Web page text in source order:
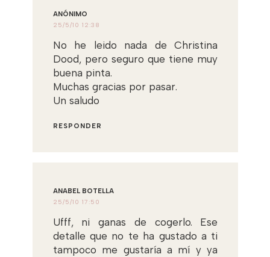
ANÓNIMO
25/5/10 12:38
No he leido nada de Christina
Dood, pero seguro que tiene muy
buena pinta.
Muchas gracias por pasar.
Un saludo
RESPONDER
ANABEL BOTELLA
25/5/10 17:50
Ufff, ni ganas de cogerlo. Ese
detalle que no te ha gustado a ti
tampoco me gustaría a mí y ya